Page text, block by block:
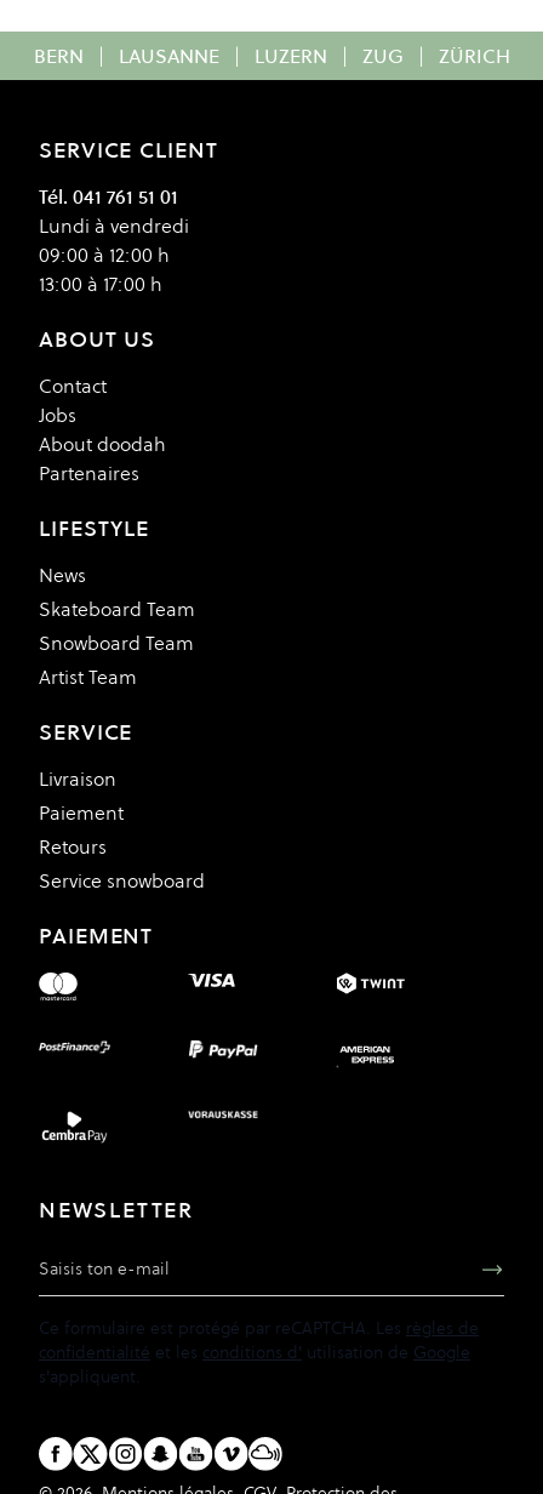
BERN | LAUSANNE | LUZERN | ZUG | ZÜRICH
SERVICE CLIENT
Tél. 041 761 51 01
Lundi à vendredi
09:00 à 12:00 h
13:00 à 17:00 h
ABOUT US
Contact
Jobs
About doodah
Partenaires
LIFESTYLE
News
Skateboard Team
Snowboard Team
Artist Team
SERVICE
Livraison
Paiement
Retours
Service snowboard
PAIEMENT
NEWSLETTER
Adresse e-mail
Ce formulaire est protégé par reCAPTCHA. Les règles de
confidentialité et les conditions d' utilisation de Google
s'appliquent.